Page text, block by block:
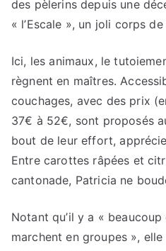
des pèlerins depuis une
« l’Escale », un joli corps
Ici, les animaux, le
règnent en maîtres.
couchages, avec des prix
37€ à 52€, sont proposés
bout de leur effort,
Entre carottes râpées et
cantonade, Patricia ne
Notant qu’il y a «
marchent en groupes »,